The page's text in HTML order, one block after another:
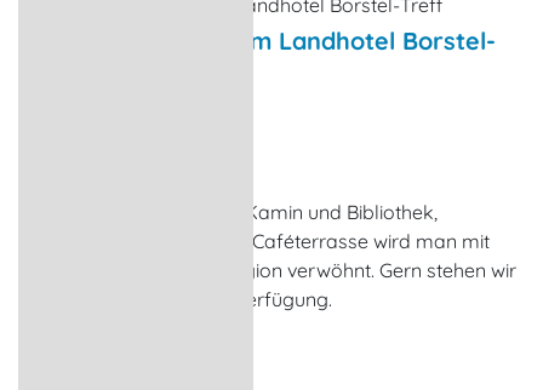
Café & Restaurant im Landhotel Borstel-
Im Café / Restaurant mit Kamin und Bibliothek,
Wintergarten, im Sommer Caféterrasse wird man mit
Köstlichkeiten aus der Region verwöhnt. Gern stehen wir
für Feste und Feiern zur Verfügung.